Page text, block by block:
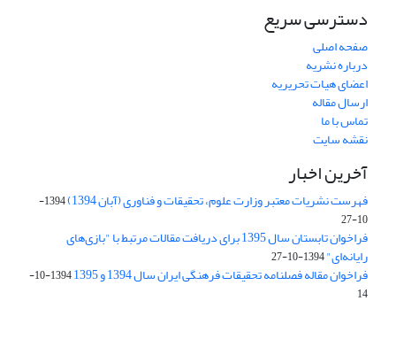
دسترسی سریع
صفحه اصلی
درباره نشریه
اعضای هیات تحریریه
ارسال مقاله
تماس با ما
نقشه سایت
آخرین اخبار
فهرست نشریات معتبر وزارت علوم، تحقیقات و فناوری (آبان 1394)
1394-
10-27
فراخوان تابستان سال 1395 برای دریافت مقالات مرتبط با "بازی‌های
رایانه‌ای"1394-10-27
فراخوان مقاله فصلنامه تحقیقات فرهنگی ایران سال 1394 و 1395
1394-10-
14